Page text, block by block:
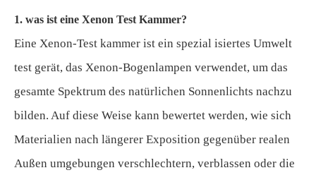
1. was ist eine Xenon Test Kammer?
Eine Xenon-Test kammer ist ein spezial isiertes Umwelt
test gerät, das Xenon-Bogenlampen verwendet, um das
gesamte Spektrum des natürlichen Sonnenlichts nachzu
bilden. Auf diese Weise kann bewertet werden, wie sich
Materialien nach längerer Exposition gegenüber realen
Außen umgebungen verschlechtern, verblassen oder die